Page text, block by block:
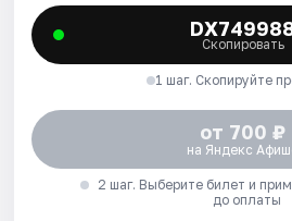
Скопировать
1 шаг. Скопируйте
от 700 ₽
на Яндекс
2 шаг. Выберите билет и
до оплаты